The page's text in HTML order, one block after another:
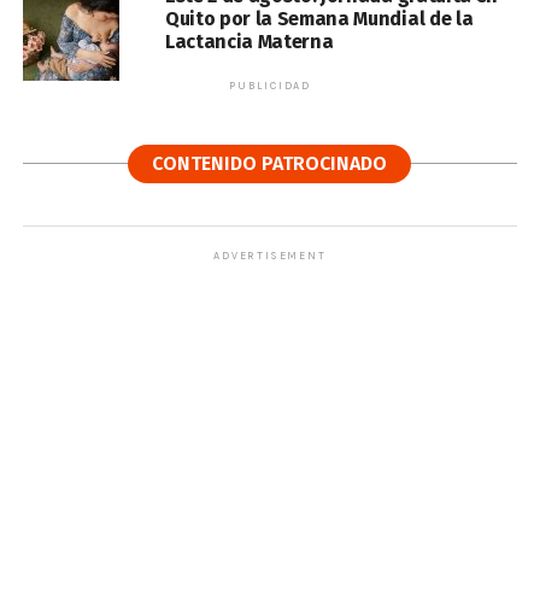
Quito por la Semana Mundial de la
Lactancia Materna
PUBLICIDAD
CONTENIDO PATROCINADO
ADVERTISEMENT